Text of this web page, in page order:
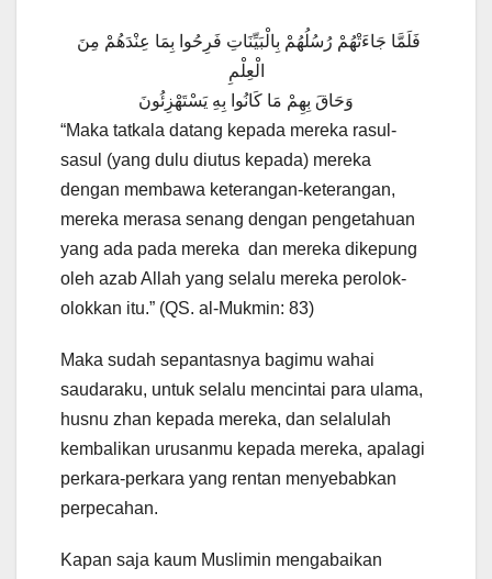
الْعِلْمِ
وَحَاقَ بِهِمْ مَا كَانُوا بِهِ يَسْتَهْزِئُونَ
“Maka tatkala datang kepada mereka rasul-
sasul (yang dulu diutus kepada) mereka
dengan membawa keterangan-keterangan,
mereka merasa senang dengan pengetahuan
yang ada pada mereka dan mereka dikepung
oleh azab Allah yang selalu mereka perolok-
olokkan itu.” (QS. al-Mukmin: 83)
Maka sudah sepantasnya bagimu wahai
saudaraku, untuk selalu mencintai para ulama,
husnu zhan kepada mereka, dan selalulah
kembalikan urusanmu kepada mereka, apalagi
perkara-perkara yang rentan menyebabkan
perpecahan.
Kapan saja kaum Muslimin mengabaikan